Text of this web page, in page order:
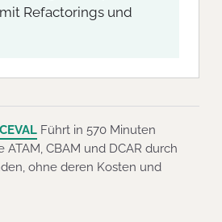
Refactorings und
Führt in 570 Minuten
CBAM und DCAR durch
ohne deren Kosten und